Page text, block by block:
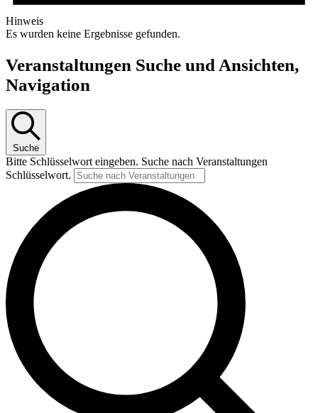
Hinweis
Es wurden keine Ergebnisse gefunden.
Veranstaltungen Suche und Ansichten,
Navigation
Suche
Bitte Schlüsselwort eingeben. Suche nach Veranstaltungen
Schlüsselwort.